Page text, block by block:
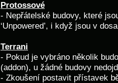
Protossové
- Nepřátelské budovy, které
‘Unpowered’, i když jsou v
Terrani
- Pokud je vybráno několik
(addon), u žádné budovy
- Zkoušení postavit přístavek